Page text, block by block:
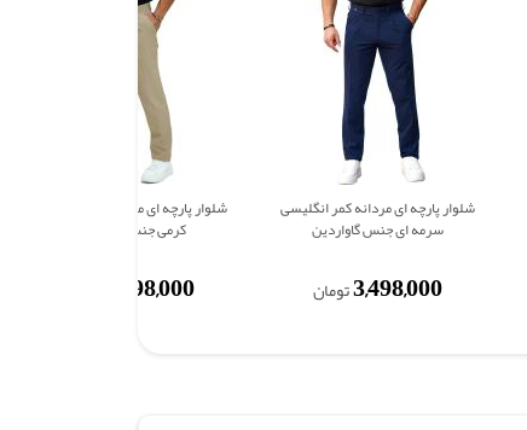
شلوار پارچه ای مردانه کمر انگلیسی
سرمه ای جنس گاواردین
3,498,000تومان
شلوار پارچه ای مردانه کمر انگلیسی
کرمی جنس گاواردین
3,498,000